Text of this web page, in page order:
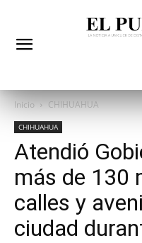
Inicio CHIHUAHUA
CHIHUAHUA
Atendió
más de 130
calles y
ciudad